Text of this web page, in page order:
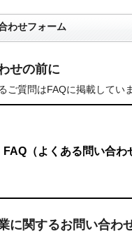
わせフォーム
せの前に
ご質問はFAQに掲載してい
FAQ（よくある問い合わ
に関するお問い合わ